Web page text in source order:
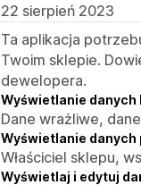
22 sierpień 2023
Ta aplikacja
Twoim sklepie.
dewelopera.
Wyświetlanie danych
Dane wrażliwe,
Wyświetlanie danych
Właściciel sklepu,
Wyświetlaj i edytuj